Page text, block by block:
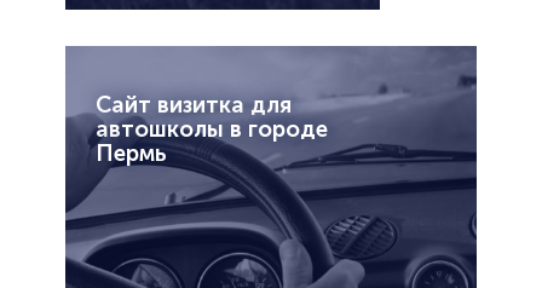
Сайт визитка для
автошколы в городе
Пермь